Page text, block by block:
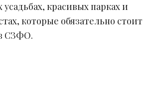
красивых парках и
которые обязательно стоит
СЗФО.